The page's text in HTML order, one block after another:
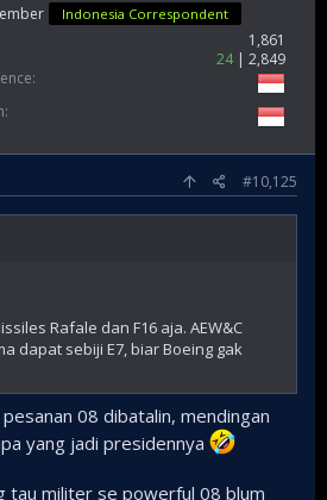
Indonesia Correspondent
1,861
24
2,849
#10,125
Rafale dan F16 aja. AEW&C
dapat sebiji E7, biar Boeing gak
08 dibatalin, mendingan
yang jadi presidennya
tau militer se powerful 08 blum